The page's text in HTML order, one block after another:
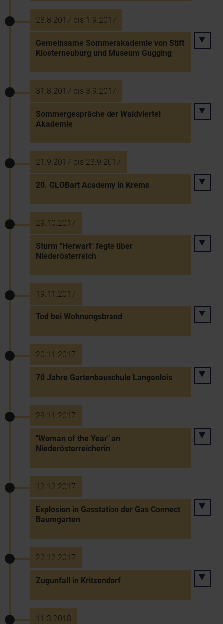
28.8.2017 bis 1.9.2017
Gemeinsame Sommerakademie von Stift
Klosterneuburg und Museum Gugging
31.8.2017 bis 3.9.2017
Sommergespräche der Waldviertel
Akademie
21.9.2017 bis 23.9.2017
20. GLOBart Academy in Krems
29.10.2017
Sturm "Herwart" fegte über
Niederösterreich
19.11.2017
Tod bei Wohnungsbrand
20.11.2017
70 Jahre Gartenbauschule Langenlois
29.11.2017
"Woman of the Year" an
Niederösterreicherin
12.12.2017
Explosion in Gasstation der Gas Connect
Baumgarten
22.12.2017
Zugunfall in Kritzendorf
11.3.2018